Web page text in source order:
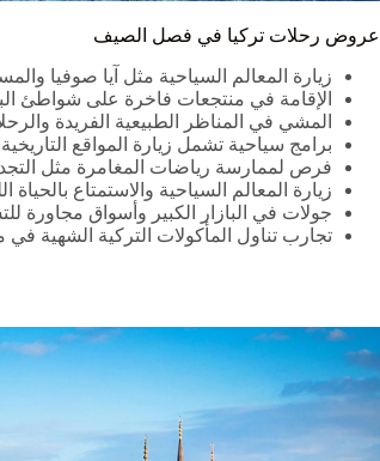
عروض رحلات تركيا في فصل الصيف
زيارة المعالم السياحية مثل آيا صوفيا
الإقامة في منتجعات فاخرة على شواطئ
المشي في المناظر الطبيعية الفريدة
برامج سياحية تشمل زيارة المواقع
فرص لممارسة رياضات المغامرة مثل
زيارة المعالم السياحية والاستمتاع
جولات في البازار الكبير وأسواق مجاورة
تجارب تناول المأكولات التركية الشهية